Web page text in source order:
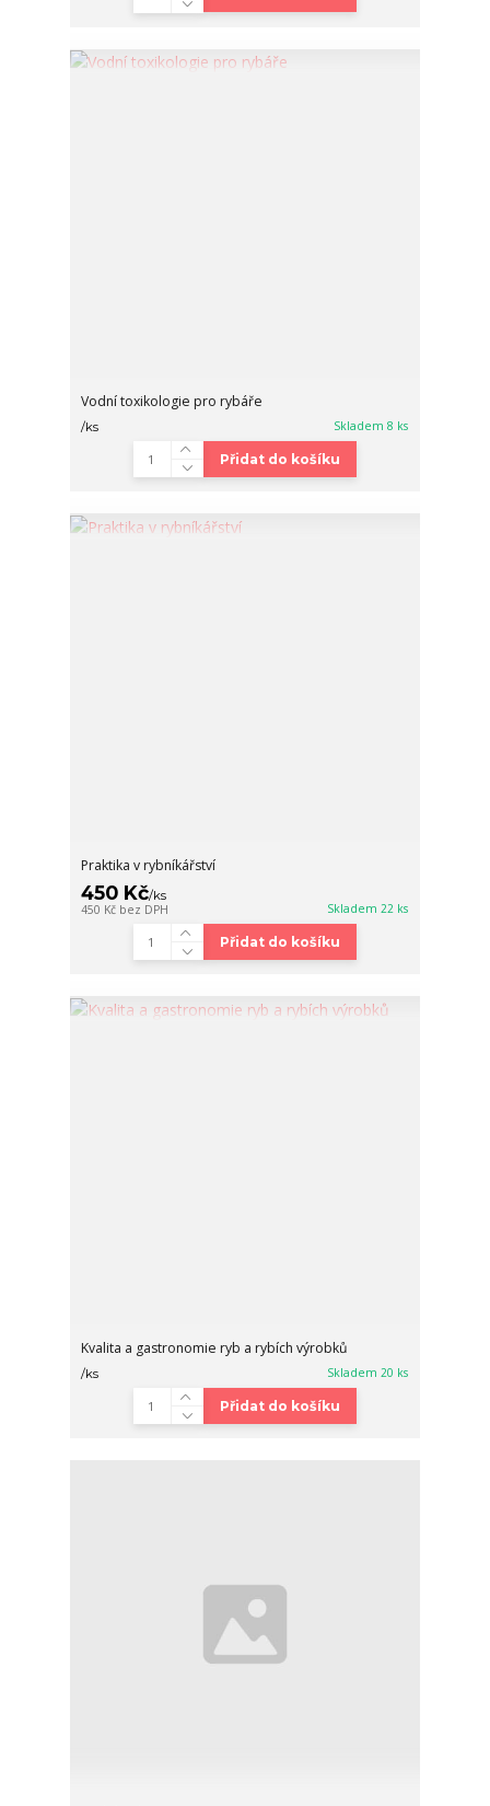
Vodní toxikologie pro rybáře
/ks Skladem 8 ks
Přidat do košíku
Praktika v rybníkářství
450 Kč/ks
450 Kč bez DPH Skladem 22 ks
Přidat do košíku
Kvalita a gastronomie ryb a rybích výrobků
/ks Skladem 20 ks
Přidat do košíku